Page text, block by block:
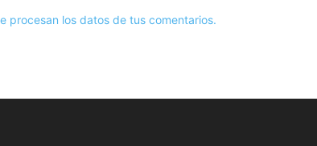
procesan los datos de tus comentarios.